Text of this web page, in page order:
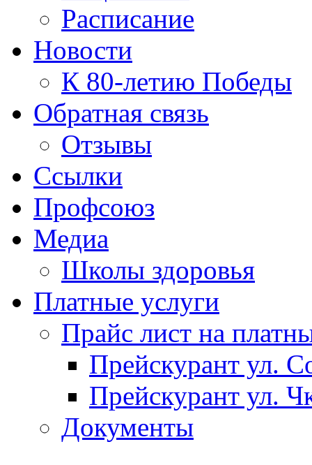
Расписание
Новости
К 80-летию Победы
Обратная связь
Отзывы
Ссылки
Профсоюз
Медиа
Школы здоровья
Платные услуги
Прайс лист на
Прейскурант ул.
Прейскурант ул.
Документы